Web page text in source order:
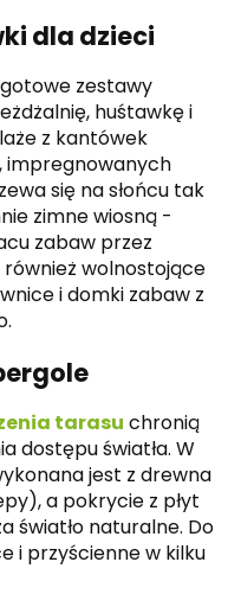
dla dzieci
zestawy
huśtawkę i
z kantówek
impregnowanych
się na słońcu tak
zimne wiosną -
zabaw przez
również wolnostojące
i domki zabaw z
tarasu chronią
dostępu światła. W
jest z drewna
a pokrycie z płyt
światło naturalne. Do
i przyścienne w kilku